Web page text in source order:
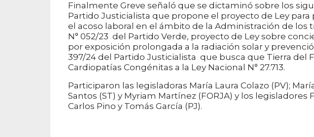
Finalmente Greve señaló que se dictaminó sobre los
Partido Justicialista que propone el proyecto de Ley para
el acoso laboral en el ámbito de la Administración de los
N° 052/23 del Partido Verde, proyecto de Ley sobre
por exposición prolongada a la radiación solar y
397/24 del Partido Justicialista que busca que Tierra del
Cardiopatías Congénitas a la Ley Nacional N° 27.713.
Participaron las legisladoras María Laura Colazo (PV);
Santos (ST) y Myriam Martínez (FORJA) y los legisladores
Carlos Pino y Tomás García (PJ).